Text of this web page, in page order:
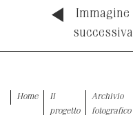
Immagine
successiva
Home
Il
progetto
Archivio
fotografico